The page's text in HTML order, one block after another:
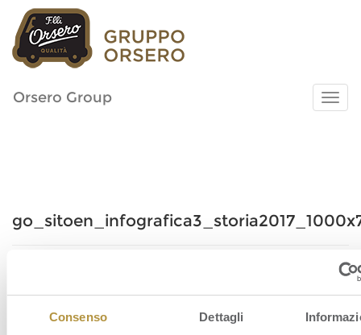
Consenso Dettagli
Orsero Group